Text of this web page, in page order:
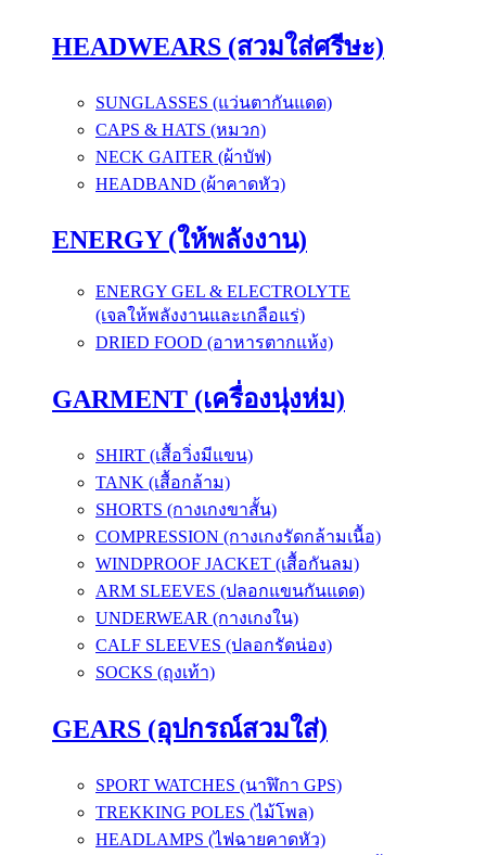
HEADWEARS (สวมใส่ศรีษะ)
SUNGLASSES (แว่นตากันแดด)
CAPS & HATS (หมวก)
NECK GAITER (ผ้าบัฟ)
HEADBAND (ผ้าคาดหัว)
ENERGY (ให้พลังงาน)
ENERGY GEL & ELECTROLYTE
(เจลให้พลังงานและเกลือแร่)
DRIED FOOD (อาหารตากแห้ง)
GARMENT (เครื่องนุ่งห่ม)
SHIRT (เสื้อวิ่งมีแขน)
TANK (เสื้อกล้าม)
SHORTS (กางเกงขาสั้น)
COMPRESSION (กางเกงรัดกล้ามเนื้อ)
WINDPROOF JACKET (เสื้อกันลม)
ARM SLEEVES (ปลอกแขนกันแดด)
UNDERWEAR (กางเกงใน)
CALF SLEEVES (ปลอกรัดน่อง)
SOCKS (ถุงเท้า)
GEARS (อุปกรณ์สวมใส่)
SPORT WATCHES (นาฬิกา GPS)
TREKKING POLES (ไม้โพล)
HEADLAMPS (ไฟฉายคาดหัว)